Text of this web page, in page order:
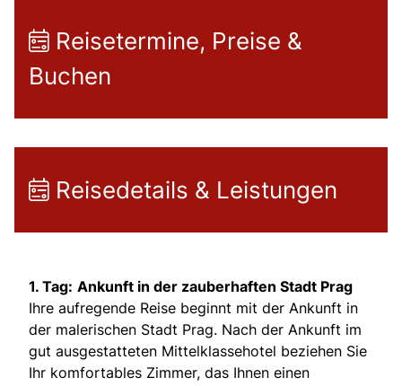
Reisetermine, Preise &
Buchen
Reisedetails & Leistungen
1. Tag: Ankunft in der zauberhaften Stadt Prag
Ihre aufregende Reise beginnt mit der Ankunft in
der malerischen Stadt Prag. Nach der Ankunft im
gut ausgestatteten Mittelklassehotel beziehen Sie
Ihr komfortables Zimmer, das Ihnen einen